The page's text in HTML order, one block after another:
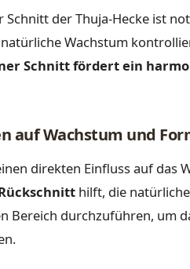
Schnitt der Thuja-Hecke ist
Wachstum
Schnitt fördert ein
auf Wachstum und
direkten Einfluss auf das
hilft, die
Bereich durchzuführen, um